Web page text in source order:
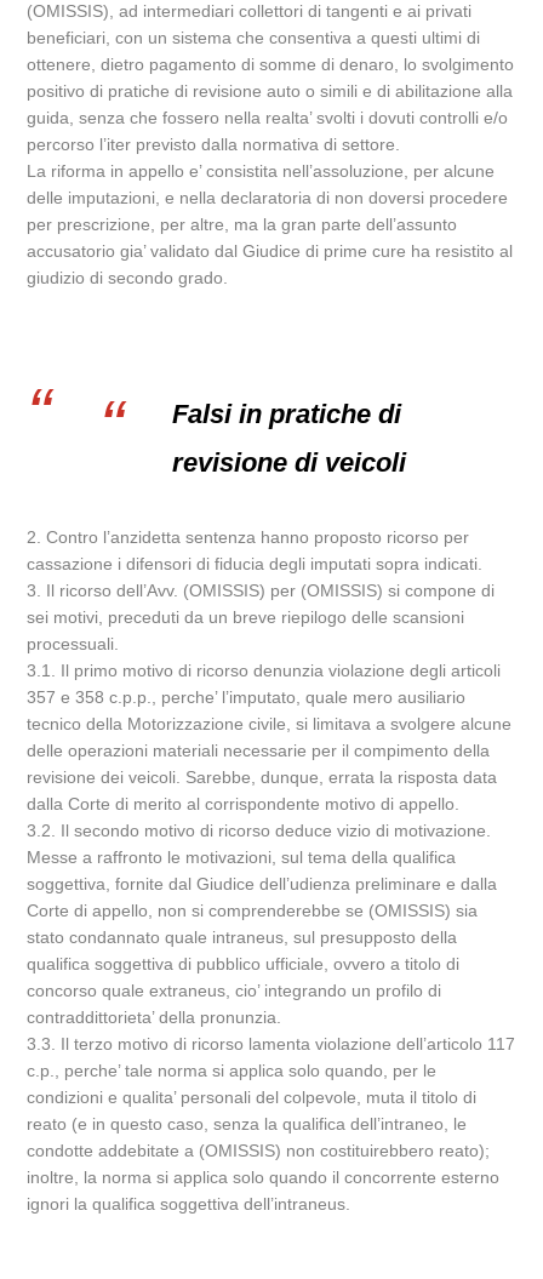
(OMISSIS), ad intermediari collettori di tangenti e ai privati
beneficiari, con un sistema che consentiva a questi ultimi di
ottenere, dietro pagamento di somme di denaro, lo svolgimento
positivo di pratiche di revisione auto o simili e di abilitazione alla
guida, senza che fossero nella realta’ svolti i dovuti controlli e/o
percorso l’iter previsto dalla normativa di settore.
La riforma in appello e’ consistita nell’assoluzione, per alcune
delle imputazioni, e nella declaratoria di non doversi procedere
per prescrizione, per altre, ma la gran parte dell’assunto
accusatorio gia’ validato dal Giudice di prime cure ha resistito al
giudizio di secondo grado.
Falsi in pratiche di
revisione di veicoli
2. Contro l’anzidetta sentenza hanno proposto ricorso per
cassazione i difensori di fiducia degli imputati sopra indicati.
3. Il ricorso dell’Avv. (OMISSIS) per (OMISSIS) si compone di
sei motivi, preceduti da un breve riepilogo delle scansioni
processuali.
3.1. Il primo motivo di ricorso denunzia violazione degli articoli
357 e 358 c.p.p., perche’ l’imputato, quale mero ausiliario
tecnico della Motorizzazione civile, si limitava a svolgere alcune
delle operazioni materiali necessarie per il compimento della
revisione dei veicoli. Sarebbe, dunque, errata la risposta data
dalla Corte di merito al corrispondente motivo di appello.
3.2. Il secondo motivo di ricorso deduce vizio di motivazione.
Messe a raffronto le motivazioni, sul tema della qualifica
soggettiva, fornite dal Giudice dell’udienza preliminare e dalla
Corte di appello, non si comprenderebbe se (OMISSIS) sia
stato condannato quale intraneus, sul presupposto della
qualifica soggettiva di pubblico ufficiale, ovvero a titolo di
concorso quale extraneus, cio’ integrando un profilo di
contraddittorieta’ della pronunzia.
3.3. Il terzo motivo di ricorso lamenta violazione dell’articolo 117
c.p., perche’ tale norma si applica solo quando, per le
condizioni e qualita’ personali del colpevole, muta il titolo di
reato (e in questo caso, senza la qualifica dell’intraneo, le
condotte addebitate a (OMISSIS) non costituirebbero reato);
inoltre, la norma si applica solo quando il concorrente esterno
ignori la qualifica soggettiva dell’intraneus.